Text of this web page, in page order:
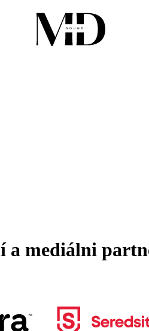
a mediálni